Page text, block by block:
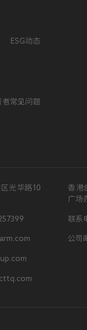
ESG动态
者常见问题
光华路10
香港
广场
联系
公司